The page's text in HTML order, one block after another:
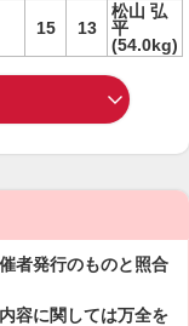
15 13
松山 弘
平
(54.0kg)
者発行のものと照合
容に関しては万全を